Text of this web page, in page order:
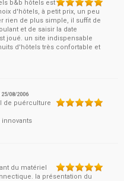
b&b hôtels est
d'hôtels, à petit prix, un peu
rien de plus simple, il suffit de
et de saisir la date
joué. un site indispensable
d'hôtels très confortable et
25/08/2006
de puérculture
innovants
du matériel
la présentation du